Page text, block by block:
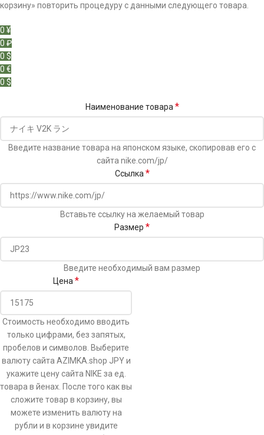
корзину» повторить процедуру с данными следующего товара.
0 ¥
0 ₽
0 $
0 €
0 $
Наименование товара *
Введите название товара на японском языке, скопировав его с
сайта nike.com/jp/
Ссылка *
Вставьте ссылку на желаемый товар
Размер *
Введите необходимый вам размер
Цена *
Стоимость необходимо вводить
только цифрами, без запятых,
пробелов и символов. Выберите
валюту сайта AZIMKA.shop JPY и
укажите цену сайта NIKE за ед.
товара в йенах. После того как вы
сложите товар в корзину, вы
можете изменить валюту на
рубли и в корзине увидите